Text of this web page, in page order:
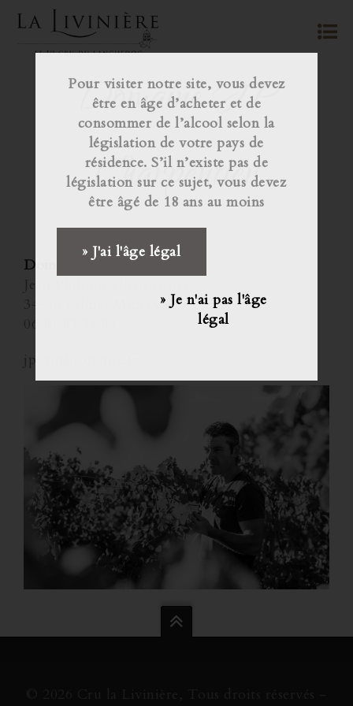
Pour visiter notre site, vous devez
être en âge d’acheter et de
consommer de l’alcool selon la
législation de votre pays de
résidence. S’il n’existe pas de
législation sur ce sujet, vous devez
être âgé de 18 ans au moins
» J'ai l'âge légal
» Je n'ai pas l'âge
légal
Domaine JP
Charpentier
Domaine JP Charpentier
Jean Philippe Charpentier
34210 Félines Minervois
06 81 83 37 85
jpcvin@orange.fr